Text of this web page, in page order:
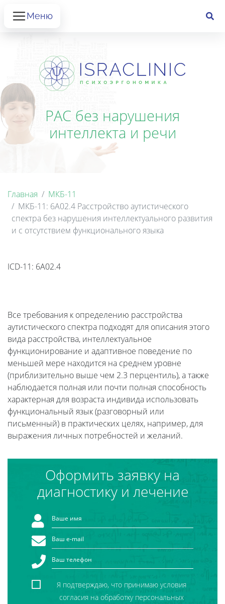
Меню
РАС без нарушения
интеллекта и речи
Главная
МКБ-11
МКБ-11: 6A02.4 Расстройство аутистического
спектра без нарушения интеллектуального развития
и с отсутствием функционального языка
ICD-11: 6A02.4
Все требования к определению расстройства
аутистического спектра подходят для описания этого
вида расстройства, интеллектуальное
функционирование и адаптивное поведение по
меньшей мере находится на среднем уровне
(приблизительно выше чем 2.3 перцентиль), а также
наблюдается полная или почти полная способность
характерная для возраста индивида использовать
функциональный язык (разговорный или
письменный) в практических целях, например, для
выражения личных потребностей и желаний.
Оформить заявку на
диагностику и лечение
Я подтверждаю, что принимаю условия
согласия на обработку персональных